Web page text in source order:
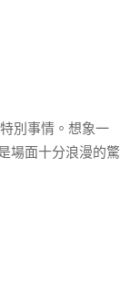
別事情。想象一
場面十分浪漫的驚